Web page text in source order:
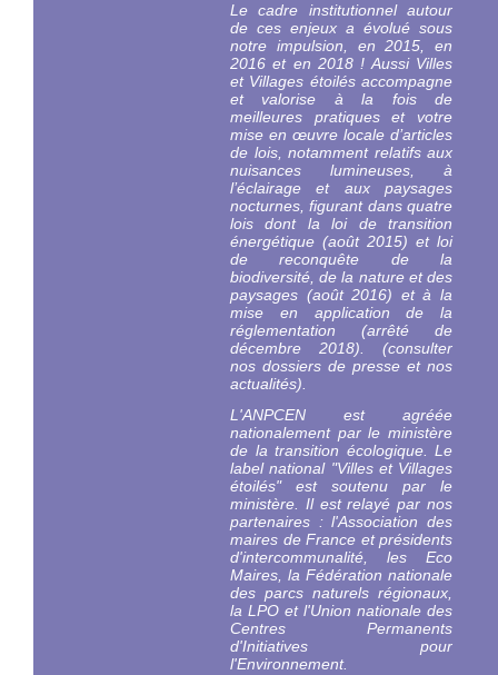
Le cadre institutionnel autour
de ces enjeux a évolué sous
notre impulsion, en 2015, en
2016 et en 2018 ! Aussi Villes
et Villages étoilés accompagne
et valorise à la fois de
meilleures pratiques et votre
mise en œuvre locale d’articles
de lois, notamment relatifs aux
nuisances lumineuses, à
l’éclairage et aux paysages
nocturnes, figurant dans quatre
lois dont la loi de transition
énergétique (août 2015) et loi
de reconquête de la
biodiversité, de la nature et des
paysages (août 2016) et à la
mise en application de la
réglementation (arrêté de
décembre 2018). (consulter
nos dossiers de presse et nos
actualités).
L'ANPCEN est agréée
nationalement par le ministère
de la transition écologique. Le
label national "Villes et Villages
étoilés" est soutenu par le
ministère. Il est relayé par nos
partenaires : l'Association des
maires de France et présidents
d'intercommunalité, les Eco
Maires, la Fédération nationale
des parcs naturels régionaux,
la LPO et l'Union nationale des
Centres Permanents
d'Initiatives pour
l'Environnement.